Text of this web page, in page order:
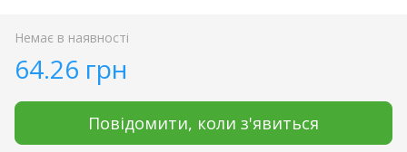
Немає в наявності
64.26 грн
Повідомити, коли з'явиться